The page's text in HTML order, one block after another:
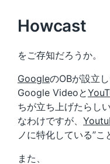
Howcast
をご存知だろうか。
GoogleのOBが設立
Google Videoと
ちが立ち上げたらし
なわけですが、
ノに特化している”こ
また、